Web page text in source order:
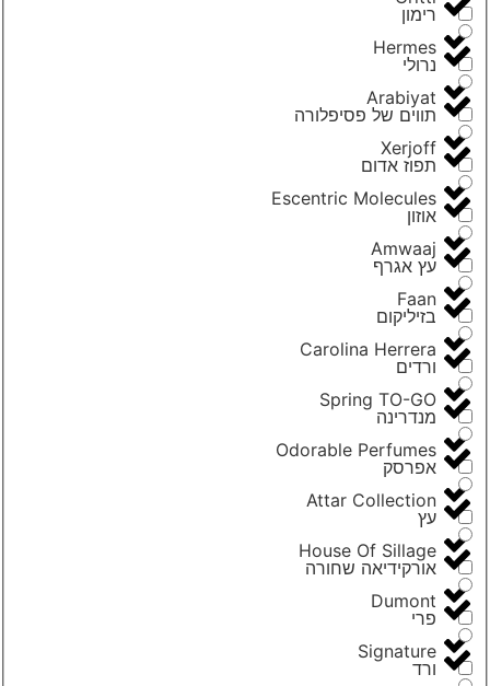
Hermes
Arabiyat
Xerjoff
Escentric Molecules
Amwaaj
Faan
Carolina Herrera
Spring TO-GO
Odorable Perfumes
Attar Collection
House Of Sillage
Dumont
Signature
רימון
נרולי
תווים של פסיפלורה
תפוז אדום
אוזון
עץ אגרף
בזיליקום
ורדים
מנדרינה
אפרסק
עץ
אורקידיאה שחורה
פרי
ורד